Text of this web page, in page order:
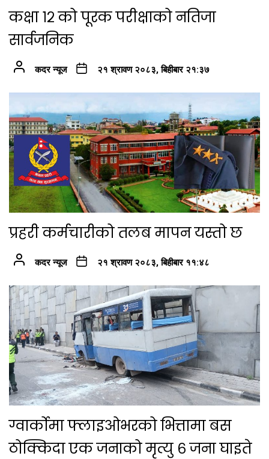
कक्षा १२ को पूरक परीक्षाको नतिजा
सार्वजनिक
कदर न्यूज २१ श्रावण २०८३, बिहीबार २१:३७
प्रहरी कर्मचारीको तलब मापन यस्तो छ
कदर न्यूज २१ श्रावण २०८३, बिहीबार ११:४८
ग्वार्कोमा फ्लाइओभरको भित्तामा बस
ठोक्किदा एक जनाको मृत्यु ६ जना घाइते